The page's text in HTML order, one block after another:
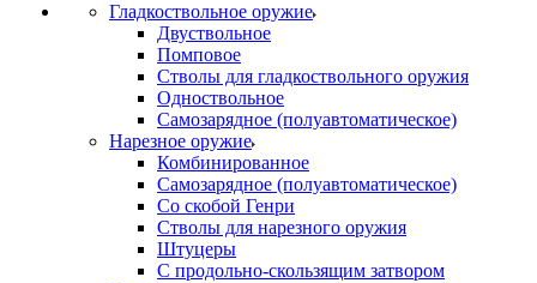
Гладкоствольное оружие
Двуствольное
Помповое
Стволы для гладкоствольного оружия
Одноствольное
Самозарядное (полуавтоматическое)
Нарезное оружие
Комбинированное
Самозарядное (полуавтоматическое)
Со скобой Генри
Стволы для нарезного оружия
Штуцеры
С продольно-скользящим затвором